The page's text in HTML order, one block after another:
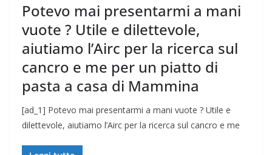
Potevo mai presentarmi a mani
vuote ? Utile e dilettevole,
aiutiamo l’Airc per la ricerca sul
cancro e me per un piatto di
pasta a casa di Mammina
[ad_1] Potevo mai presentarmi a mani vuote ? Utile e
dilettevole, aiutiamo l’Airc per la ricerca sul cancro e me